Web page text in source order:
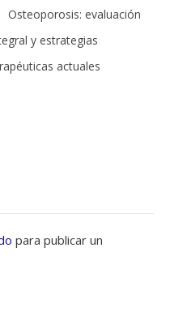
Osteoporosis: evaluación
y estrategias
actuales
para publicar un